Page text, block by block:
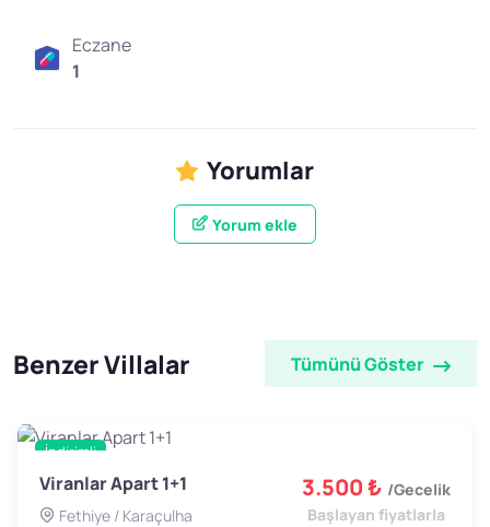
Eczane
1
Yorumlar
Yorum ekle
Benzer Villalar Tümünü Göster
İndirimli
Apart
Viranlar Apart 1+1
Fethiye / Karaçulha
3.500 ₺ /Gecelik
Başlayan fiyatlarla